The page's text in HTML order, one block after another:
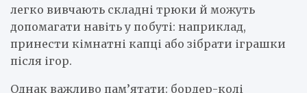
легко вивчають складні трюки й можуть
допомагати навіть у побуті: наприклад,
принести кімнатні капці або зібрати іграшки
після ігор.
Однак важливо пам’ятати: бордер-колі